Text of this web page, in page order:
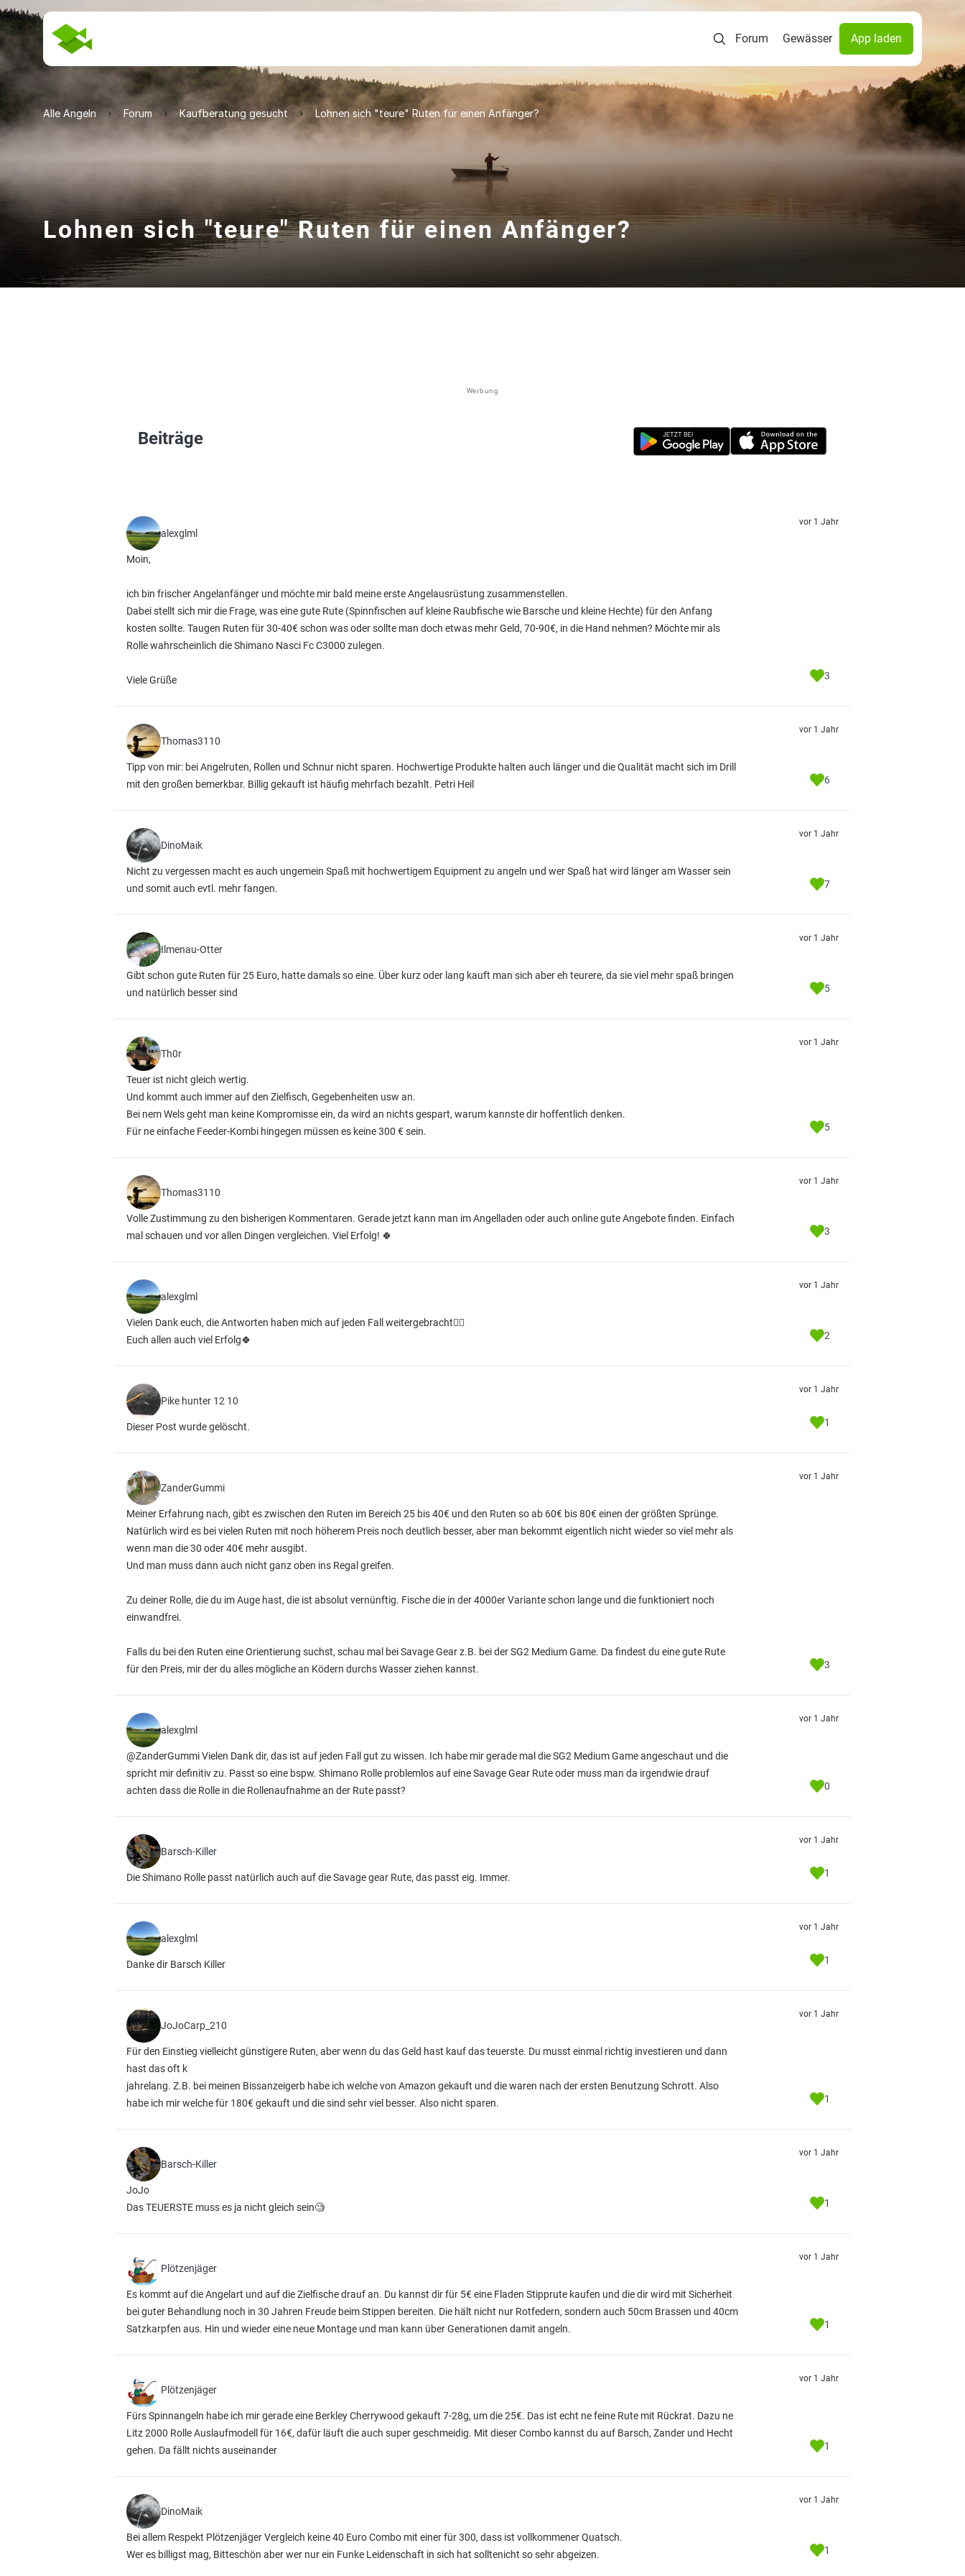
Forum Gewässer App laden
Alle Angeln Forum Kaufberatung gesucht Lohnen sich "teure" Ruten für einen Anfänger?
Lohnen sich "teure" Ruten für einen Anfänger?
Werbung
Beiträge
alexglml
Moin,
ich bin frischer Angelanfänger und möchte mir bald meine erste Angelausrüstung zusammenstellen.
Dabei stellt sich mir die Frage, was eine gute Rute (Spinnfischen auf kleine Raubfische wie Barsche und kleine Hechte) für den Anfang
kosten sollte. Taugen Ruten für 30-40€ schon was oder sollte man doch etwas mehr Geld, 70-90€, in die Hand nehmen? Möchte mir als
Rolle wahrscheinlich die Shimano Nasci Fc C3000 zulegen.
Viele Grüße
vor 1 Jahr
3
Thomas3110
Tipp von mir: bei Angelruten, Rollen und Schnur nicht sparen. Hochwertige Produkte halten auch länger und die Qualität macht sich im Drill
mit den großen bemerkbar. Billig gekauft ist häufig mehrfach bezahlt. Petri Heil
vor 1 Jahr
6
DinoMaik
Nicht zu vergessen macht es auch ungemein Spaß mit hochwertigem Equipment zu angeln und wer Spaß hat wird länger am Wasser sein
und somit auch evtl. mehr fangen.
vor 1 Jahr
7
Ilmenau-Otter
Gibt schon gute Ruten für 25 Euro, hatte damals so eine. Über kurz oder lang kauft man sich aber eh teurere, da sie viel mehr spaß bringen
und natürlich besser sind
vor 1 Jahr
5
Th0r
Teuer ist nicht gleich wertig.
Und kommt auch immer auf den Zielfisch, Gegebenheiten usw an.
Bei nem Wels geht man keine Kompromisse ein, da wird an nichts gespart, warum kannste dir hoffentlich denken.
Für ne einfache Feeder-Kombi hingegen müssen es keine 300 € sein.
vor 1 Jahr
5
Thomas3110
Volle Zustimmung zu den bisherigen Kommentaren. Gerade jetzt kann man im Angelladen oder auch online gute Angebote finden. Einfach
mal schauen und vor allen Dingen vergleichen. Viel Erfolg! 🍀
vor 1 Jahr
3
alexglml
Vielen Dank euch, die Antworten haben mich auf jeden Fall weitergebracht👍🏼
Euch allen auch viel Erfolg🍀
vor 1 Jahr
2
Pike hunter 12 10
Dieser Post wurde gelöscht.
vor 1 Jahr
1
ZanderGummi
Meiner Erfahrung nach, gibt es zwischen den Ruten im Bereich 25 bis 40€ und den Ruten so ab 60€ bis 80€ einen der größten Sprünge.
Natürlich wird es bei vielen Ruten mit noch höherem Preis noch deutlich besser, aber man bekommt eigentlich nicht wieder so viel mehr als
wenn man die 30 oder 40€ mehr ausgibt.
Und man muss dann auch nicht ganz oben ins Regal greifen.
Zu deiner Rolle, die du im Auge hast, die ist absolut vernünftig. Fische die in der 4000er Variante schon lange und die funktioniert noch
einwandfrei.
Falls du bei den Ruten eine Orientierung suchst, schau mal bei Savage Gear z.B. bei der SG2 Medium Game. Da findest du eine gute Rute
für den Preis, mir der du alles mögliche an Ködern durchs Wasser ziehen kannst.
vor 1 Jahr
3
alexglml
@ZanderGummi Vielen Dank dir, das ist auf jeden Fall gut zu wissen. Ich habe mir gerade mal die SG2 Medium Game angeschaut und die
spricht mir definitiv zu. Passt so eine bspw. Shimano Rolle problemlos auf eine Savage Gear Rute oder muss man da irgendwie drauf
achten dass die Rolle in die Rollenaufnahme an der Rute passt?
vor 1 Jahr
0
Barsch-Killer
Die Shimano Rolle passt natürlich auch auf die Savage gear Rute, das passt eig. Immer.
vor 1 Jahr
1
alexglml
Danke dir Barsch Killer
vor 1 Jahr
1
JoJoCarp_210
Für den Einstieg vielleicht günstigere Ruten, aber wenn du das Geld hast kauf das teuerste. Du musst einmal richtig investieren und dann
hast das oft k
jahrelang. Z.B. bei meinen Bissanzeigerb habe ich welche von Amazon gekauft und die waren nach der ersten Benutzung Schrott. Also
habe ich mir welche für 180€ gekauft und die sind sehr viel besser. Also nicht sparen.
vor 1 Jahr
1
Barsch-Killer
JoJo
Das TEUERSTE muss es ja nicht gleich sein🧐
vor 1 Jahr
1
Plötzenjäger
Es kommt auf die Angelart und auf die Zielfische drauf an. Du kannst dir für 5€ eine Fladen Stipprute kaufen und die dir wird mit Sicherheit
bei guter Behandlung noch in 30 Jahren Freude beim Stippen bereiten. Die hält nicht nur Rotfedern, sondern auch 50cm Brassen und 40cm
Satzkarpfen aus. Hin und wieder eine neue Montage und man kann über Generationen damit angeln.
vor 1 Jahr
1
Plötzenjäger
Fürs Spinnangeln habe ich mir gerade eine Berkley Cherrywood gekauft 7-28g, um die 25€. Das ist echt ne feine Rute mit Rückrat. Dazu ne
Litz 2000 Rolle Auslaufmodell für 16€, dafür läuft die auch super geschmeidig. Mit dieser Combo kannst du auf Barsch, Zander und Hecht
gehen. Da fällt nichts auseinander
vor 1 Jahr
1
DinoMaik
Bei allem Respekt Plötzenjäger Vergleich keine 40 Euro Combo mit einer für 300, dass ist vollkommener Quatsch.
Wer es billigst mag, Bitteschön aber wer nur ein Funke Leidenschaft in sich hat solltenicht so sehr abgeizen.
vor 1 Jahr
1